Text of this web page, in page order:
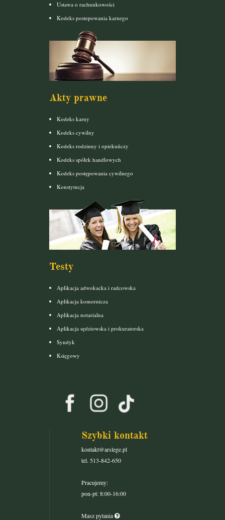
Ustawa o rachunkowości
Kodeks postepowania karnego
Akty prawne
Kodeks karny
Kodeks cywilny
Kodeks rodzinny i opiekuńczy
Kodeks spółek handlowych
Kodeks postępowania cywilnego
Konstytucja
Testy
Aplikacja adwokacka i radcowska
Aplikacja komornicza
Aplikacja notarialna
Aplikacja sędziowska i prokuratorska
Syndyk
Księgowy
Szybki kontakt
kontakt@arslege.pl
tel. 513-842-650
Pracujemy:
pon-pt: 8:00-16:00
Masz pytania